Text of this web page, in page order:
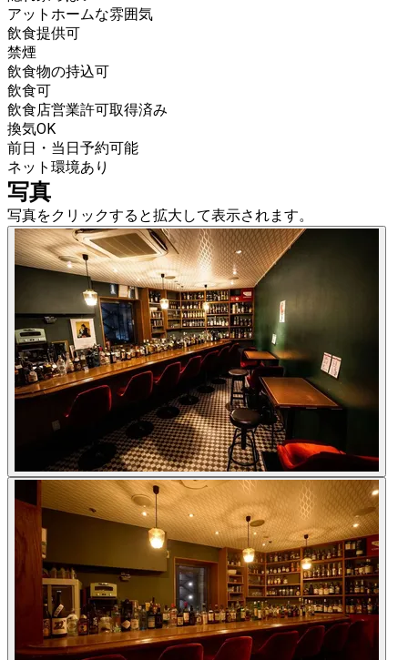
アットホームな雰囲気
飲食提供可
禁煙
飲食物の持込可
飲食可
飲食店営業許可取得済み
換気OK
前日・当日予約可能
ネット環境あり
写真
写真をクリックすると拡大して表示されます。